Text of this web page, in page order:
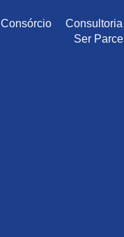
Consórcio Consultoria
Ser